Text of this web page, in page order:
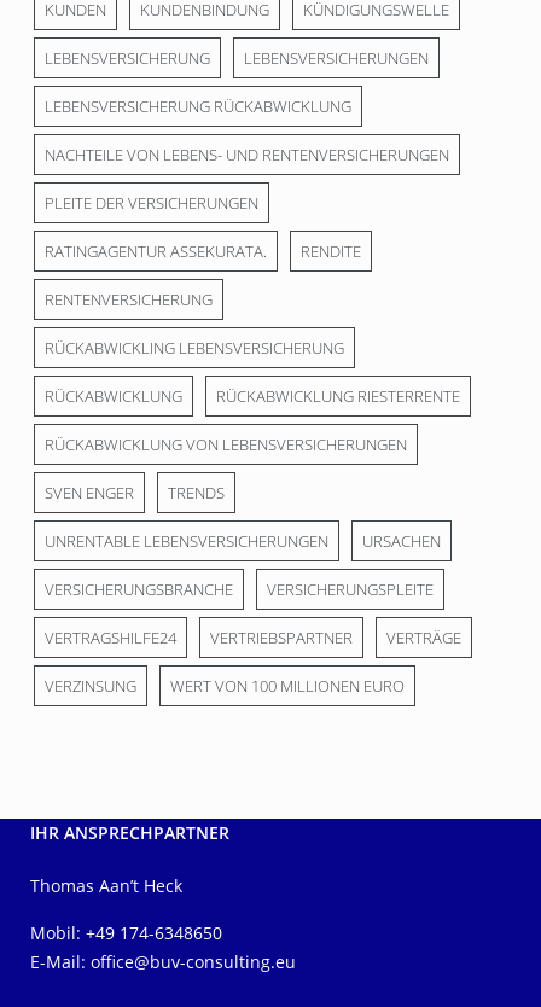
KUNDEN KUNDENBINDUNG KÜNDIGUNGSWELLE
LEBENSVERSICHERUNG LEBENSVERSICHERUNGEN
LEBENSVERSICHERUNG RÜCKABWICKLUNG
NACHTEILE VON LEBENS- UND RENTENVERSICHERUNGEN
PLEITE DER VERSICHERUNGEN
RATINGAGENTUR ASSEKURATA. RENDITE
RENTENVERSICHERUNG
RÜCKABWICKLING LEBENSVERSICHERUNG
RÜCKABWICKLUNG RÜCKABWICKLUNG RIESTERRENTE
RÜCKABWICKLUNG VON LEBENSVERSICHERUNGEN
SVEN ENGER TRENDS
UNRENTABLE LEBENSVERSICHERUNGEN URSACHEN
VERSICHERUNGSBRANCHE VERSICHERUNGSPLEITE
VERTRAGSHILFE24 VERTRIEBSPARTNER VERTRÄGE
VERZINSUNG WERT VON 100 MILLIONEN EURO
IHR ANSPRECHPARTNER
Thomas Aan’t Heck
Mobil: +49 174-6348650
E-Mail: office@buv-consulting.eu